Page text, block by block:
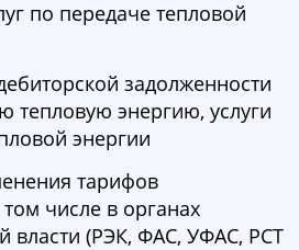
по передаче тепловой
задолженности
тепловую энергию, услуги
энергии
тарифов
числе в органах
власти (РЭК, ФАС, УФАС, РСТ